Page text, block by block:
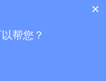
×
帮您？